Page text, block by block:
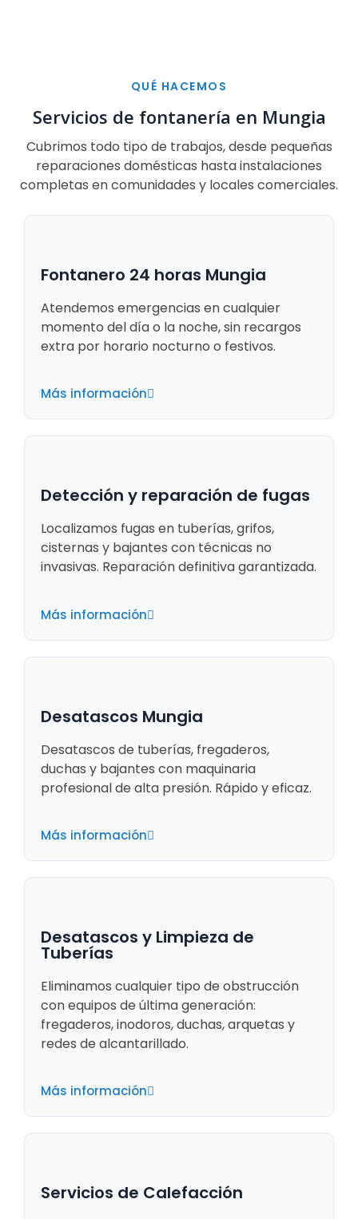
QUÉ HACEMOS
Servicios de fontanería en Mungia
Cubrimos todo tipo de trabajos, desde pequeñas
reparaciones domésticas hasta instalaciones
completas en comunidades y locales comerciales.
Fontanero 24 horas Mungia
Atendemos emergencias en cualquier
momento del día o la noche, sin recargos
extra por horario nocturno o festivos.
Más información
Detección y reparación de fugas
Localizamos fugas en tuberías, grifos,
cisternas y bajantes con técnicas no
invasivas. Reparación definitiva garantizada.
Más información
Desatascos Mungia
Desatascos de tuberías, fregaderos,
duchas y bajantes con maquinaria
profesional de alta presión. Rápido y eficaz.
Más información
Desatascos y Limpieza de
Tuberías
Eliminamos cualquier tipo de obstrucción
con equipos de última generación:
fregaderos, inodoros, duchas, arquetas y
redes de alcantarillado.
Más información
Servicios de Calefacción